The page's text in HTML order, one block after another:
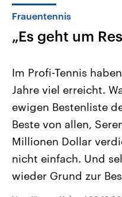
Themen
Landtagswahl Sachsen-
2026
Alle Informationen
Sachsen-Anhalt wählt am
September 2026 einen
Bundesland von einer
Frauentennis
„Es geht um
Im Profi-Tennis
Jahre viel erreicht.
ewigen Bestenliste
Beste von allen,
Millionen Dollar
nicht einfach. Und
wieder Grund zur